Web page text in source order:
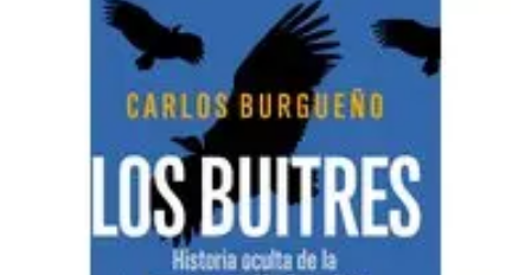
Black Friday en Línea
Consejos y Estrategias Consejos de CompraGuías de
Análisis de ExpertosConsejos de Compras
Black Friday en Línea